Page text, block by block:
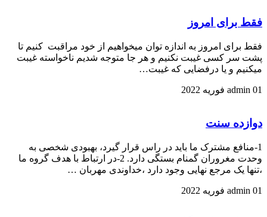
فقط برای امروز
فقط برای امروز به اندازه توان میخواهیم از خود مراقبت کنیم تا
پشت سر کسی غیبت نکنیم و هر جا متوجه شدیم ناخواسته غیبت
میکنیم و یا درفضایی که غیبت…
admin 01 فوریه 2022
دوازده سنت
1-منافع مشترک ما باید در راس قرار گیرد، بهبودی شخصی به
وحدت مغروران گمنام بستگی دارد. 2-در ارتباط با هدف گروه ما
،تنها یک مرجع نهایی وجود دارد ،خداوندی مهربان …
admin 01 فوریه 2022